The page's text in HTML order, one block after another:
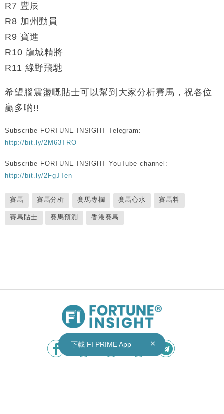
R7 豐辰
R8 加州動員
R9 寶進
R10 龍城精將
R11 綠野飛馳
希望腦震盪嘅貼士可以幫到大家分析賽馬，祝各位
贏多啲!!
Subscribe FORTUNE INSIGHT Telegram:
http://bit.ly/2M63TRO
Subscribe FORTUNE INSIGHT YouTube channel:
http://bit.ly/2FgJTen
賽馬 賽馬分析 賽馬專欄 賽馬心水 賽馬料
賽馬貼士 賽馬預測 香港賽馬
下載 FI PRIME App ×